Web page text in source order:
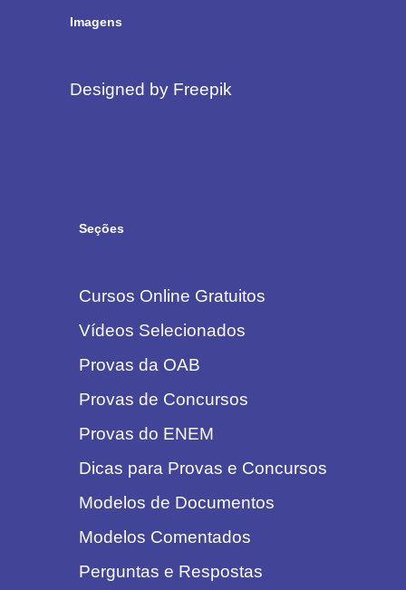
Imagens
Designed by Freepik
Seções
Cursos Online Gratuitos
Vídeos Selecionados
Provas da OAB
Provas de Concursos
Provas do ENEM
Dicas para Provas e Concursos
Modelos de Documentos
Modelos Comentados
Perguntas e Respostas